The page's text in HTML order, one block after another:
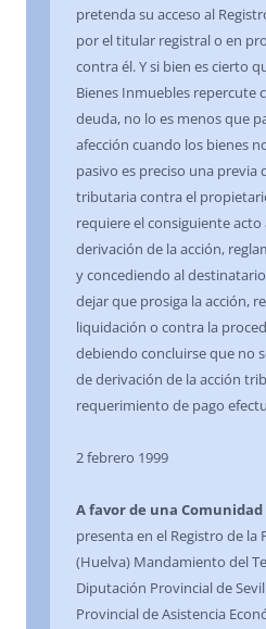
pretenda su acceso al
por el titular registral o en
contra él. Y si bien es cierto
Bienes Inmuebles repercute
deuda, no lo es menos que
afección cuando los bienes
pasivo es preciso una previa
tributaria contra el
requiere el consiguiente
derivación de la acción,
y concediendo al
dejar que prosiga la acción,
liquidación o contra la
debiendo concluirse que no
de derivación de la acción
requerimiento de pago
2 febrero 1999
A favor de una
presenta en el Registro de
(Huelva) Mandamiento del
Diputación Provincial de
Provincial de Asistencia